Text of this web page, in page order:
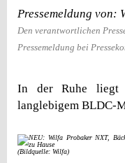
Pressemeldung von:
Den verantwortlichen
Pressemeldung bei
In der Ruhe liegt
langlebigem BLDC-
(Bildquelle: Wilfa)